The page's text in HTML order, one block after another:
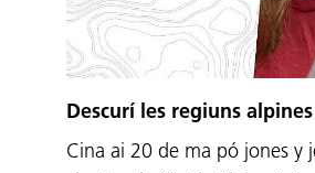
Descurí les regiuns
Cina ai 20 de ma pó jones